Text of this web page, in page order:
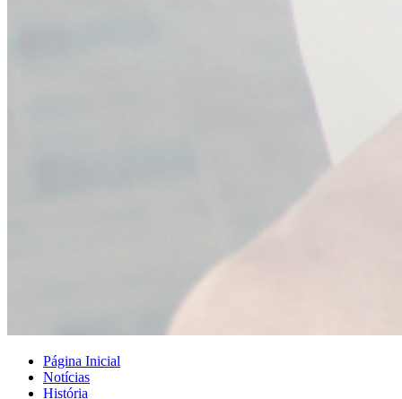
Página Inicial
Notícias
História